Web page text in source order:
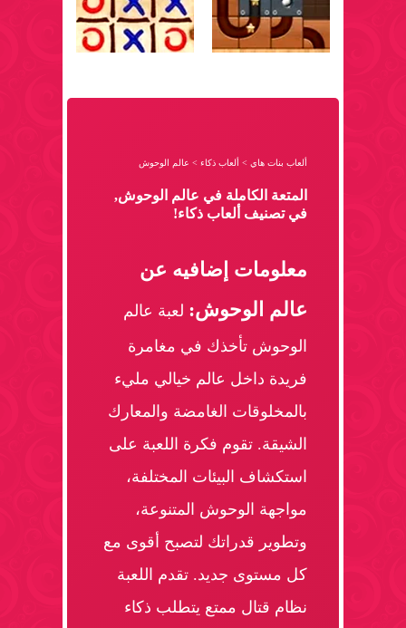
ألعاب بنات هاي > ألعاب ذكاء > عالم الوحوش
المتعة الكاملة في عالم الوحوش,
في تصنيف ألعاب ذكاء!
معلومات إضافيه عن
عالم الوحوش: لعبة عالم
الوحوش تأخذك في مغامرة
فريدة داخل عالم خيالي مليء
بالمخلوقات الغامضة والمعارك
الشيقة. تقوم فكرة اللعبة على
استكشاف البيئات المختلفة،
مواجهة الوحوش المتنوعة،
وتطوير قدراتك لتصبح أقوى مع
كل مستوى جديد. تقدم اللعبة
نظام قتال ممتع يتطلب ذكاء